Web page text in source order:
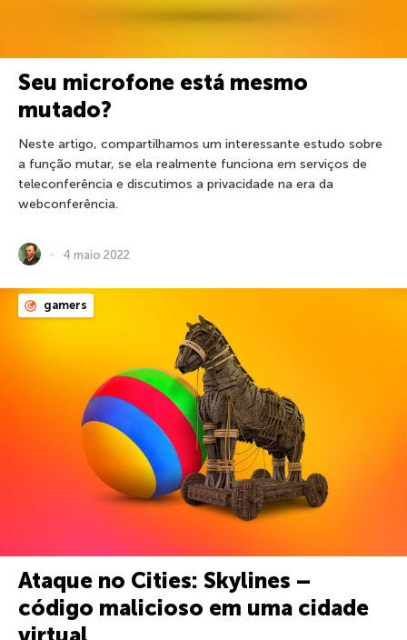
Seu microfone está mesmo
mutado?
Neste artigo, compartilhamos um interessante estudo sobre
a função mutar, se ela realmente funciona em serviços de
teleconferência e discutimos a privacidade na era da
webconferência.
4 maio 2022
gamers
Ataque no Cities: Skylines –
código malicioso em uma cidade